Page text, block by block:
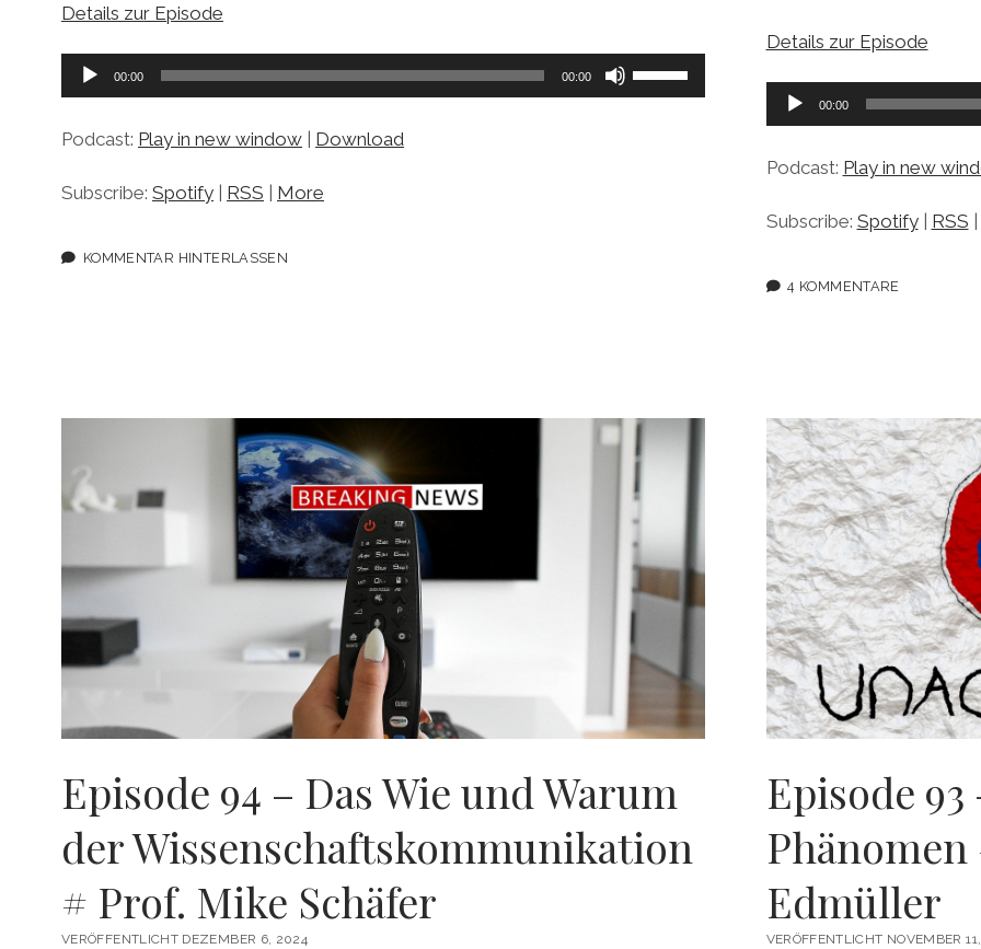
Details zur Episode
Audio-
Player
00:00 00:00
Podcast: Play in new window | Download
Subscribe: Spotify RSS More
KOMMENTAR HINTERLASSEN
Details zur Episode
Audio-
Player
00:00
Podcast: Play in new
Subscribe: Spotify| RSS
4 KOMMENTARE
Episode 94 – Das Wie und Warum
der Wissenschaftskommunikation
# Prof. Mike Schäfer
VERÖFFENTLICHT DEZEMBER 6, 2024
Episode 93
Phänomen
Edmüller
VERÖFFENTLICHT NOVEMBER